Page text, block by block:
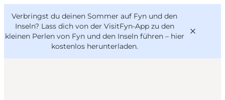
Verbringst du deinen Sommer auf Fyn und den
Inseln? Lass dich von der VisitFyn-App zu den
kleinen Perlen von Fyn und den Inseln führen – hier
kostenlos herunterladen.
VisitFyn
Deutsch